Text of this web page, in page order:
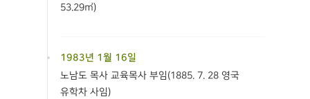
53.29㎡)
1983년 1월 16일
노남도 목사 교육목사 부임(1885. 7. 28 영국
유학차 사임)